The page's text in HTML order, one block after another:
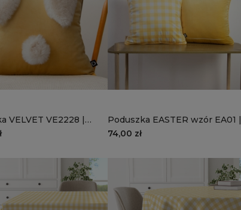
VELVET VE2228 |
królik
Poduszka EASTER wzór EA01 |
słoneczna kratka
74,00 zł